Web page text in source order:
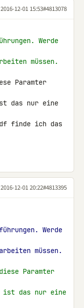
2016-12-01 15:53#4813078
Werde
müssen.
Paramter
das nur eine
finde ich das
2016-12-01 20:22#4813395
Werde
müssen.
Paramter
ist das nur eine